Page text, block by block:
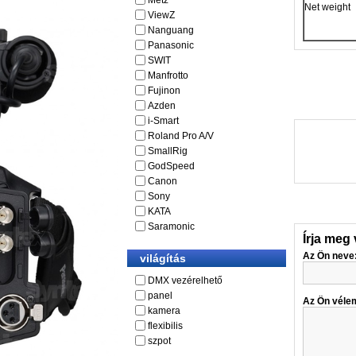
ViewZ
Nanguang
Panasonic
SWIT
Manfrotto
Fujinon
Azden
i-Smart
Roland Pro A/V
SmallRig
GodSpeed
Canon
Sony
KATA
Saramonic
világítás
DMX vezérelhető
panel
kamera
flexibilis
szpot
Net weight
Írja
Az Ön neve:
Az Ön